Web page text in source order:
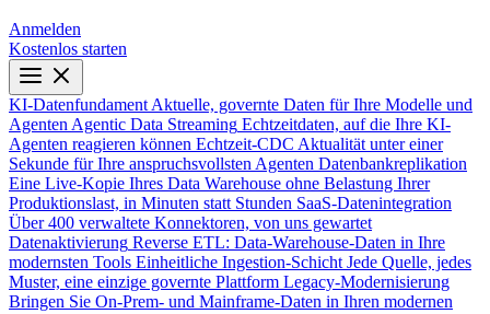
Anmelden
Kostenlos starten
KI-Datenfundament Aktuelle, governte Daten für Ihre Modelle und
Agenten Agentic Data Streaming Echtzeitdaten, auf die Ihre KI-
Agenten reagieren können Echtzeit-CDC Aktualität unter einer
Sekunde für Ihre anspruchsvollsten Agenten Datenbankreplikation
Eine Live-Kopie Ihres Data Warehouse ohne Belastung Ihrer
Produktionslast, in Minuten statt Stunden SaaS-Datenintegration
Über 400 verwaltete Konnektoren, von uns gewartet
Datenaktivierung Reverse ETL: Data-Warehouse-Daten in Ihre
modernsten Tools Einheitliche Ingestion-Schicht Jede Quelle, jedes
Muster, eine einzige governte Plattform Legacy-Modernisierung
Bringen Sie On-Prem- und Mainframe-Daten in Ihren modernen